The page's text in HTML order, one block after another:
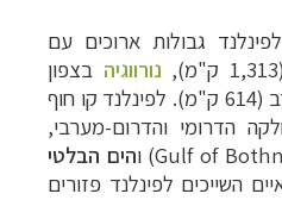
גבולות ארוכים עם
נורווגיה בצפון
במערב (614 ק"מ). לפינלנד קו חוף
בחלקה הדרומי והדרום-מערבי,
Gulf of) והים הבלטי
179,584 איים השייכים לפינלנד פזורים